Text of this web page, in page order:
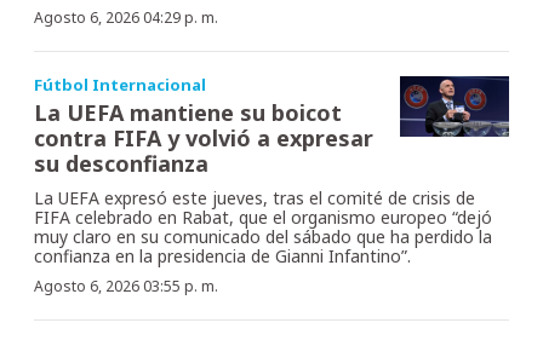
Agosto 6, 2026 04:29 p. m.
Fútbol Internacional
La UEFA mantiene su boicot
contra FIFA y volvió a expresar
su desconfianza
La UEFA expresó este jueves, tras el comité de crisis de
FIFA celebrado en Rabat, que el organismo europeo “dejó
muy claro en su comunicado del sábado que ha perdido la
confianza en la presidencia de Gianni Infantino”.
Agosto 6, 2026 03:55 p. m.